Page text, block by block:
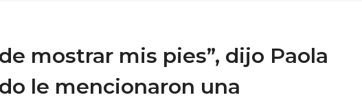
mostrar mis pies”, dijo Paola
le mencionaron una